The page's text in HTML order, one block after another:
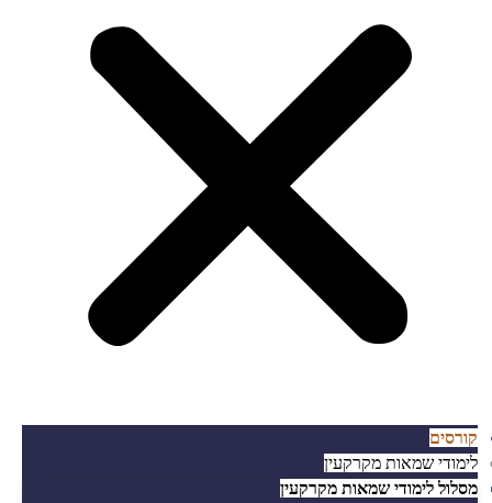
קורסים
לימודי שמאות מקרקעין
מסלול לימודי שמאות מקרקעין